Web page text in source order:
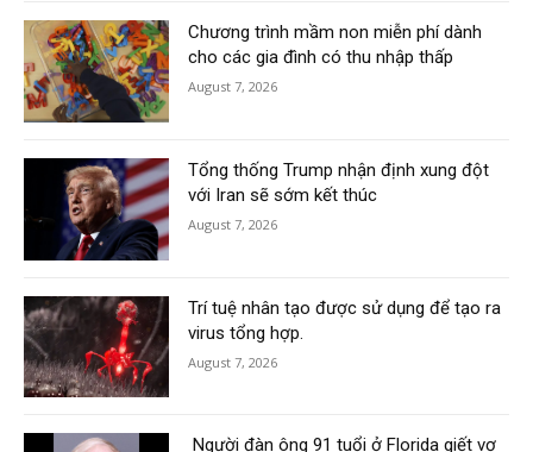
Chương trình mầm non miễn phí dành
cho các gia đình có thu nhập thấp
August 7, 2026
Tổng thống Trump nhận định xung đột
với Iran sẽ sớm kết thúc
August 7, 2026
Trí tuệ nhân tạo được sử dụng để tạo ra
virus tổng hợp.
August 7, 2026
Người đàn ông 91 tuổi ở Florida giết vợ